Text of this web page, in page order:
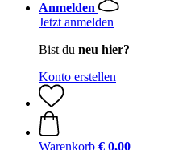
Anmelden
Jetzt anmelden
Bist du neu hier?
Konto erstellen
Warenkorb € 0,00